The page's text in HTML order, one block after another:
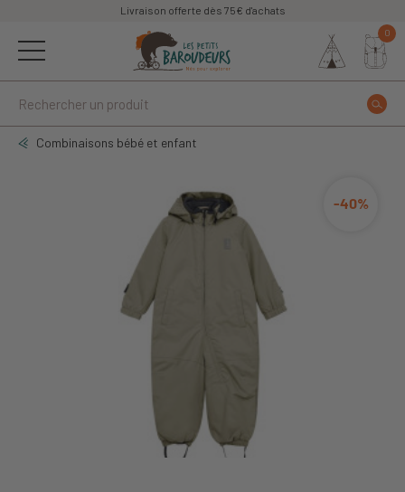
Livraison offerte dès 75€ d'achats
0
Combinaisons bébé et enfant
-40%